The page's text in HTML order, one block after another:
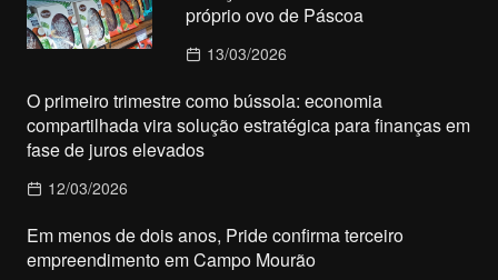
próprio ovo de Páscoa
13/03/2026
O primeiro trimestre como bússola: economia
compartilhada vira solução estratégica para finanças em
fase de juros elevados
12/03/2026
Em menos de dois anos, Pride confirma terceiro
empreendimento em Campo Mourão